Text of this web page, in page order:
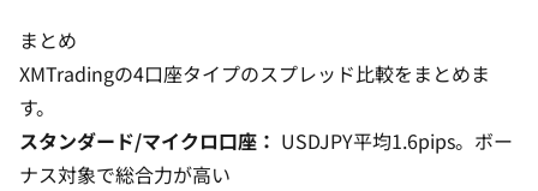
まとめ
XMTradingの4口座タイプのスプレッド比較をまとめま
す。
スタンダード/マイクロ口座： USDJPY平均1.6pips。ボー
ナス対象で総合力が高い